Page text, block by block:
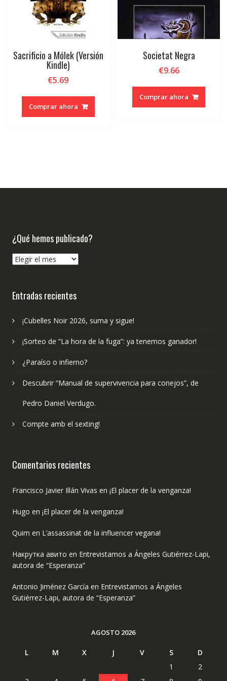
Sacrificio a Mólek (Versión
Kindle)
€5.69
Comprar ahora
Societat Negra
€9.66
Comprar ahora
¿Qué hemos publicado?
¿Qué
Entradas recientes
¡Cubelles Noir 2026, suma y sigue!
¡Sorteo de “La hora de la fuga”: ya tenemos ganador!
¿Paraíso o infierno?
Descubrir “Manual de supervivencia para conejos”, de
Pedro Daniel Verdugo.
Compte amb el sexting!
Comentarios recientes
Francisco Javier Illán Vivas en ¡El placer de la venganza!
Hugo en ¡El placer de la venganza!
Quim en L’assassinat de la influencer vegana!
Накрутка авито en Entrevistamos a Ángeles Gutiérrez-Lapi,
autora de “Esperanza”
Antonio Jiménez García en Entrevistamos a Ángeles
Gutiérrez-Lapi, autora de “Esperanza”
AGOSTO 2026
L M X J V S
D
1
2